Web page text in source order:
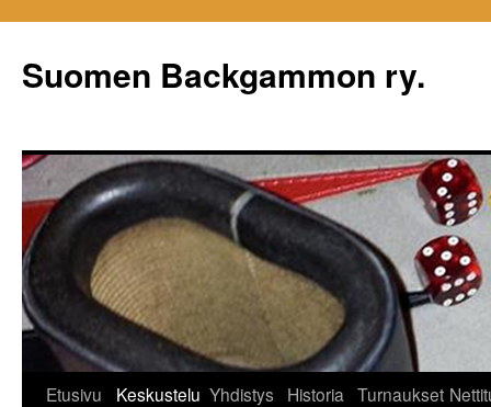
Suomen Backgammon ry.
Etusivu Keskustelu Yhdistys Historia Turnaukset